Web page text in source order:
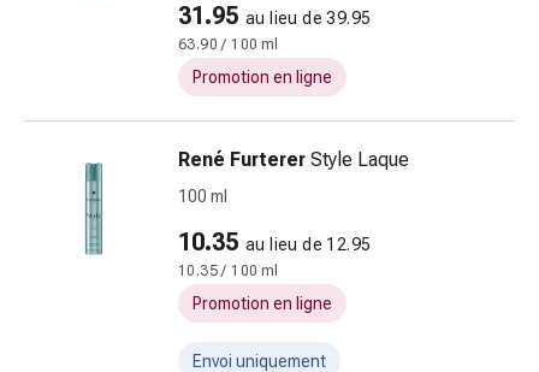
accessoires
Douche
nasale
Mouchoirs
Rhume
Cœur
et
circulation
sanguine
Cœur
31.95 au lieu de 39.95
63.90 / 100 ml
Promotion en ligne
René Furterer Style Laque
100 ml
10.35 au lieu de 12.95
10.35 / 100 ml
Promotion en ligne
Envoi uniquement